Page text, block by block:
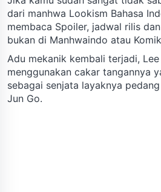
dari manhwa Lookism Bahasa
membaca Spoiler, jadwal rilis
bukan di Manhwaindo atau
Adu mekanik kembali terjadi,
menggunakan cakar tangannya
sebagai senjata layaknya
Jun Go.